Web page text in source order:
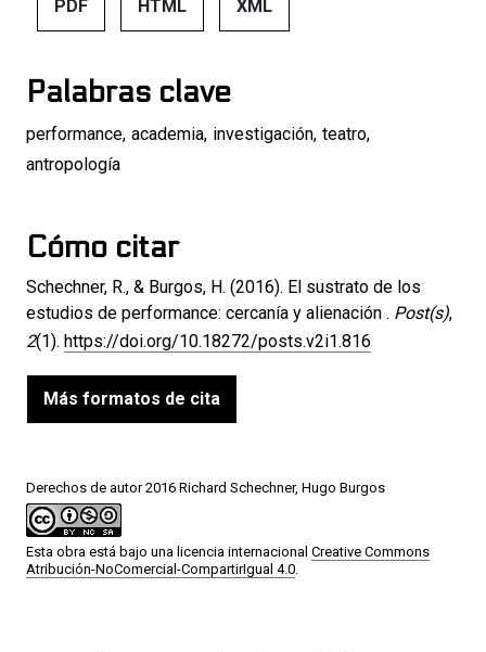
Palabras clave
performance, academia, investigación, teatro,
antropología
Derechos de autor 2016 Richard Schechner, Hugo Burgos
Esta obra está bajo una licencia internacional Creative Commons
Atribución-NoComercial-CompartirIgual 4.0
Cómo citar
Schechner, R., & Burgos, H. (2016). El sustrato de los
estudios de performance: cercanía y alienación . Post(s),
2(1). https://doi.org/10.18272/posts.v2i1.816
Más formatos de cita
PDF HTML XML